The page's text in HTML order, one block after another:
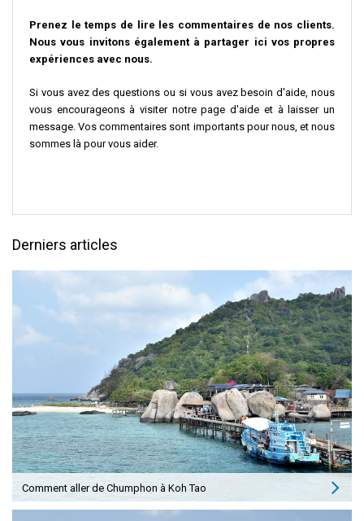
Prenez le temps de lire les commentaires de nos clients.
Nous vous invitons également à partager ici vos propres
expériences avec nous.
Si vous avez des questions ou si vous avez besoin d'aide, nous
vous encourageons à visiter notre page d'aide et à laisser un
message. Vos commentaires sont importants pour nous, et nous
sommes là pour vous aider.
Derniers articles
Comment aller de Chumphon à Koh Tao